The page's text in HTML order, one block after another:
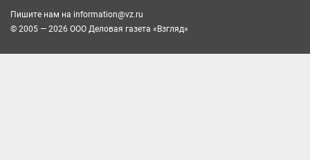
Пишите нам на information@vz.ru
© 2005 — 2026 ООО Деловая газета «Взгляд»